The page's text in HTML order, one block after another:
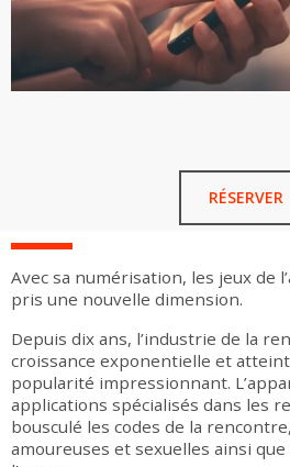
RÉSERVER
Avec sa numérisation, les jeux de
pris une nouvelle dimension.
Depuis dix ans, l’industrie de la
croissance exponentielle et
popularité impressionnant.
applications spécialisés dans les
bousculé les codes de la
amoureuses et sexuelles ainsi